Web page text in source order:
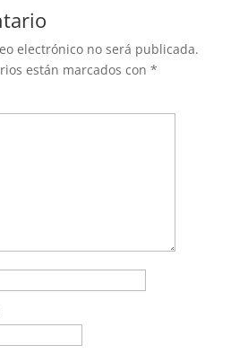
electrónico no será publicada.
están marcados con *